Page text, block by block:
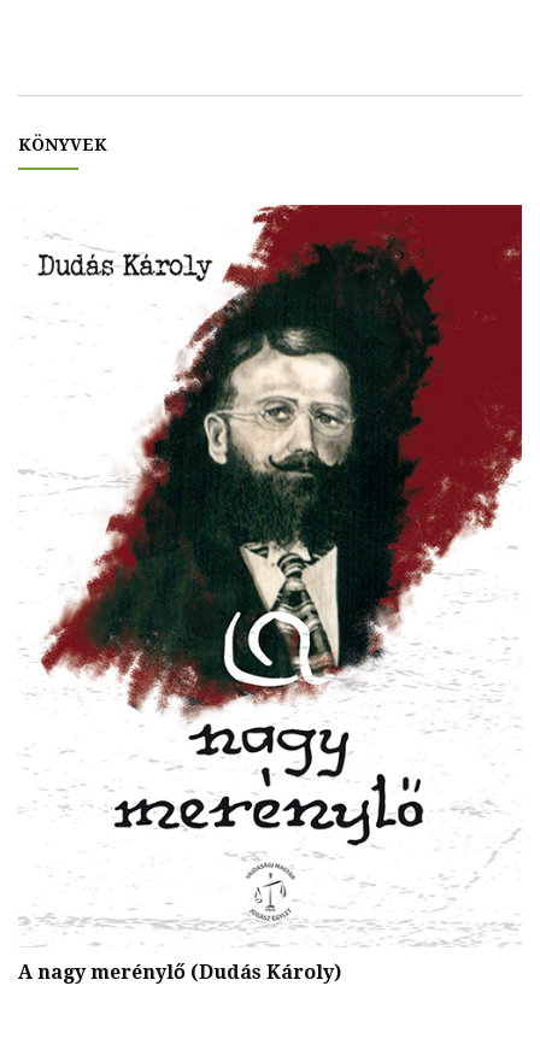
KÖNYVEK
A nagy merénylő (Dudás Károly)